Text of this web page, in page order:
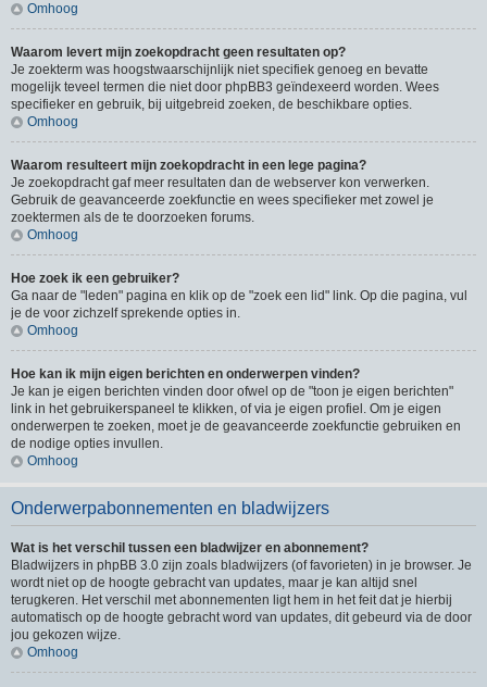
Omhoog
Waarom levert mijn zoekopdracht geen resultaten op?
Je zoekterm was hoogstwaarschijnlijk niet specifiek genoeg en bevatte
mogelijk teveel termen die niet door phpBB3 geïndexeerd worden. Wees
specifieker en gebruik, bij uitgebreid zoeken, de beschikbare opties.
Omhoog
Waarom resulteert mijn zoekopdracht in een lege pagina?
Je zoekopdracht gaf meer resultaten dan de webserver kon verwerken.
Gebruik de geavanceerde zoekfunctie en wees specifieker met zowel je
zoektermen als de te doorzoeken forums.
Omhoog
Hoe zoek ik een gebruiker?
Ga naar de "leden" pagina en klik op de "zoek een lid" link. Op die pagina, vul
je de voor zichzelf sprekende opties in.
Omhoog
Hoe kan ik mijn eigen berichten en onderwerpen vinden?
Je kan je eigen berichten vinden door ofwel op de "toon je eigen berichten"
link in het gebruikerspaneel te klikken, of via je eigen profiel. Om je eigen
onderwerpen te zoeken, moet je de geavanceerde zoekfunctie gebruiken en
de nodige opties invullen.
Omhoog
Onderwerpabonnementen en bladwijzers
Wat is het verschil tussen een bladwijzer en abonnement?
Bladwijzers in phpBB 3.0 zijn zoals bladwijzers (of favorieten) in je browser. Je
wordt niet op de hoogte gebracht van updates, maar je kan altijd snel
terugkeren. Het verschil met abonnementen ligt hem in het feit dat je hierbij
automatisch op de hoogte gebracht word van updates, dit gebeurd via de door
jou gekozen wijze.
Omhoog